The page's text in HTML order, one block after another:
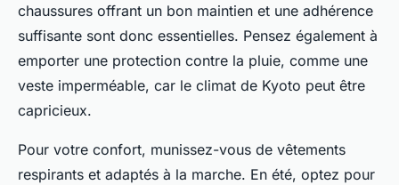
chaussures offrant un bon maintien et une adhérence
suffisante sont donc essentielles. Pensez également à
emporter une protection contre la pluie, comme une
veste imperméable, car le climat de Kyoto peut être
capricieux.
Pour votre confort, munissez-vous de vêtements
respirants et adaptés à la marche. En été, optez pour